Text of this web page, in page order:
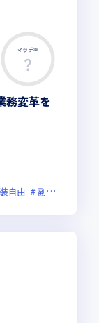
マッチ率
務変革を
自由 副業可